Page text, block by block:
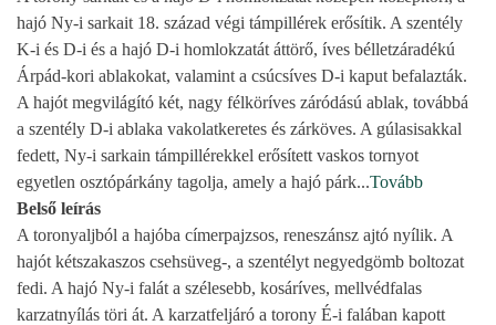
hajó Ny-i sarkait 18. század végi támpillérek erősítik. A szentély
K-i és D-i és a hajó D-i homlokzatát áttörő, íves bélletzáradékú
Árpád-kori ablakokat, valamint a csúcsíves D-i kaput befalazták.
A hajót megvilágító két, nagy félköríves záródású ablak, továbbá
a szentély D-i ablaka vakolatkeretes és zárköves. A gúlasisakkal
fedett, Ny-i sarkain támpillérekkel erősített vaskos tornyot
egyetlen osztópárkány tagolja, amely a hajó párk...Tovább
Belső leírás
A toronyaljból a hajóba címerpajzsos, reneszánsz ajtó nyílik. A
hajót kétszakaszos csehsüveg-, a szentélyt negyedgömb boltozat
fedi. A hajó Ny-i falát a szélesebb, kosáríves, mellvédfalas
karzatnyílás töri át. A karzatfeljáró a torony É-i falában kapott